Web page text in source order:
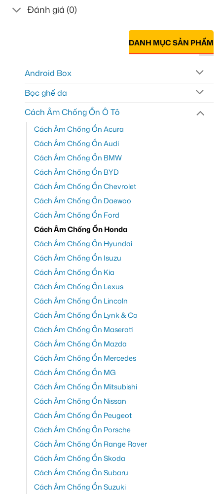
Đánh giá (0)
DANH MỤC SẢN PHẨM
Android Box
Bọc ghế da
Cách Âm Chống Ồn Ô Tô
Cách Âm Chống Ồn Acura
Cách Âm Chống Ồn Audi
Cách Âm Chống Ồn BMW
Cách Âm Chống Ồn BYD
Cách Âm Chống Ồn Chevrolet
Cách Âm Chống Ồn Daewoo
Cách Âm Chống Ồn Ford
Cách Âm Chống Ồn Honda
Cách Âm Chống Ồn Hyundai
Cách Âm Chống Ồn Isuzu
Cách Âm Chống Ồn Kia
Cách Âm Chống Ồn Lexus
Cách Âm Chống Ồn Lincoln
Cách Âm Chống Ồn Lynk & Co
Cách Âm Chống Ồn Maserati
Cách Âm Chống Ồn Mazda
Cách Âm Chống Ồn Mercedes
Cách Âm Chống Ồn MG
Cách Âm Chống Ồn Mitsubishi
Cách Âm Chống Ồn Nissan
Cách Âm Chống Ồn Peugeot
Cách Âm Chống Ồn Porsche
Cách Âm Chống Ồn Range Rover
Cách Âm Chống Ồn Skoda
Cách Âm Chống Ồn Subaru
Cách Âm Chống Ồn Suzuki